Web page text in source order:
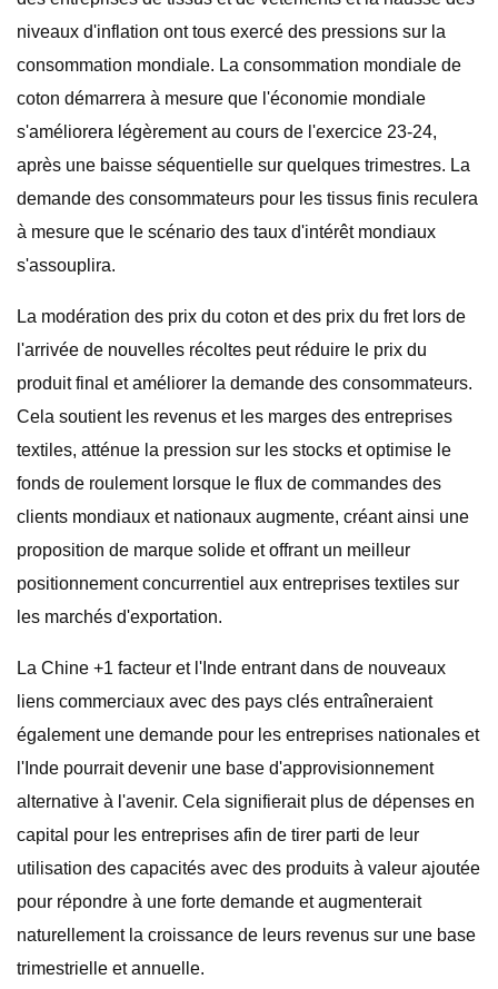
niveaux d'inflation ont tous exercé des pressions sur la
consommation mondiale. La consommation mondiale de
coton démarrera à mesure que l'économie mondiale
s'améliorera légèrement au cours de l'exercice 23-24,
après une baisse séquentielle sur quelques trimestres. La
demande des consommateurs pour les tissus finis reculera
à mesure que le scénario des taux d'intérêt mondiaux
s'assouplira.
La modération des prix du coton et des prix du fret lors de
l'arrivée de nouvelles récoltes peut réduire le prix du
produit final et améliorer la demande des consommateurs.
Cela soutient les revenus et les marges des entreprises
textiles, atténue la pression sur les stocks et optimise le
fonds de roulement lorsque le flux de commandes des
clients mondiaux et nationaux augmente, créant ainsi une
proposition de marque solide et offrant un meilleur
positionnement concurrentiel aux entreprises textiles sur
les marchés d'exportation.
La Chine +1 facteur et l'Inde entrant dans de nouveaux
liens commerciaux avec des pays clés entraîneraient
également une demande pour les entreprises nationales et
l'Inde pourrait devenir une base d'approvisionnement
alternative à l'avenir. Cela signifierait plus de dépenses en
capital pour les entreprises afin de tirer parti de leur
utilisation des capacités avec des produits à valeur ajoutée
pour répondre à une forte demande et augmenterait
naturellement la croissance de leurs revenus sur une base
trimestrielle et annuelle.